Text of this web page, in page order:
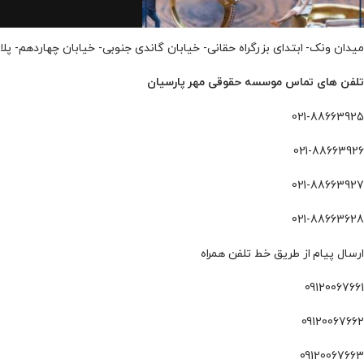
میدان ونک- ابتدای بزرگراه حقانی- خیابان گاندی جنوبی- خیابان چهاردهم- پلاک 14- طبقه 4-
تلفن های تماس موسسه حقوقی مهر پارسیان
021-88663925
021-88663926
021-88663927
021-88663628
ارسال پیام از طریق خط تلفن همراه
09120067661
09120067662
09120067663